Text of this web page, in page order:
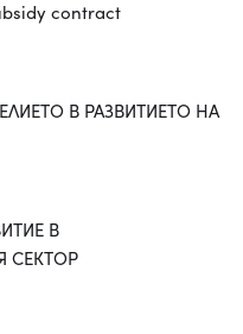
contract
В РАЗВИТИЕТО НА
В
СЕКТОР